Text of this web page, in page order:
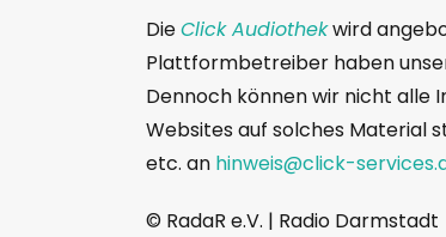
DieClick Audiothekwird
Plattformbetreiber haben
Dennoch können wir nicht alle
Websites auf solches Material
etc. an hinweis@click-
© RadaR e.V. | Radio Darmstadt